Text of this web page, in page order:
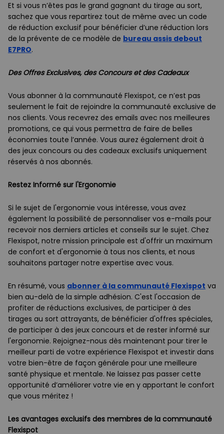
Et si vous n’êtes pas le grand gagnant du tirage au sort,
sachez que vous repartirez tout de même avec un code
de réduction exclusif pour bénéficier d’une réduction lors
de la prévente de ce modèle de bureau assis debout
E7PRO.
Des Offres Exclusives, des Concours et des Cadeaux
Vous abonner à la communauté Flexispot, ce n’est pas
seulement le fait de rejoindre la communauté exclusive de
nos clients. Vous recevrez des emails avec nos meilleures
promotions, ce qui vous permettra de faire de belles
économies toute l’année. Vous aurez également droit à
des jeux concours ou des cadeaux exclusifs uniquement
réservés à nos abonnés.
Restez Informé sur l'Ergonomie
Si le sujet de l'ergonomie vous intéresse, vous avez
également la possibilité de personnaliser vos e-mails pour
recevoir nos derniers articles et conseils sur le sujet. Chez
Flexispot, notre mission principale est d'offrir un maximum
de confort et d'ergonomie à tous nos clients, et nous
souhaitons partager notre expertise avec vous.
En résumé, vous abonner à la communauté Flexispot va
bien au-delà de la simple adhésion. C'est l'occasion de
profiter de réductions exclusives, de participer à des
tirages au sort attrayants, de bénéficier d'offres spéciales,
de participer à des jeux concours et de rester informé sur
l'ergonomie. Rejoignez-nous dès maintenant pour tirer le
meilleur parti de votre expérience Flexispot et investir dans
votre bien-être de façon générale pour une meilleure
santé physique et mentale. Ne laissez pas passer cette
opportunité d’améliorer votre vie en y apportant le confort
que vous méritez !
Les avantages exclusifs des membres de la communauté
Flexispot